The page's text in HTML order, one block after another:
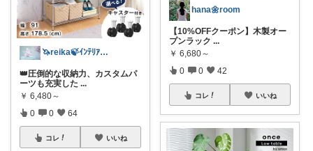
🦄reika🍃ｲﾝﾃﾘｱ🕊感謝💐
👑圧倒的な収納力、カスタムパ
ーツも充実した ...
￥ 6,480～
0 0 64
コレ いいね
hana🌼room
【10%OFFクーポン】木製オー
プンラック ...
￥ 6,680～
0 0 42
コレ いいね